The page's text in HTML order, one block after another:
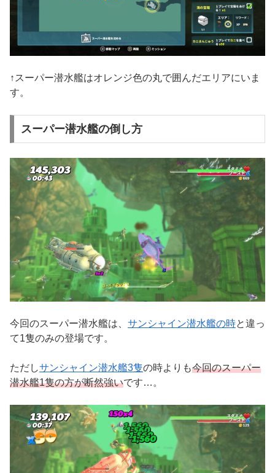
↑スーパー潜水艦はオレンジ色の丸で囲んだエリアにいま
す。
スーパー潜水艦の倒し方
今回のスーパー潜水艦は、 サンシャイン潜水艦の時と違っ
て1隻のみの登場です。
ただしサンシャイン潜水艦3隻の時よりも今回のスーパー
潜水艦1隻の方が断然強いです…。